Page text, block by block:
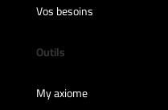
Vos besoins
Outils
My axiome